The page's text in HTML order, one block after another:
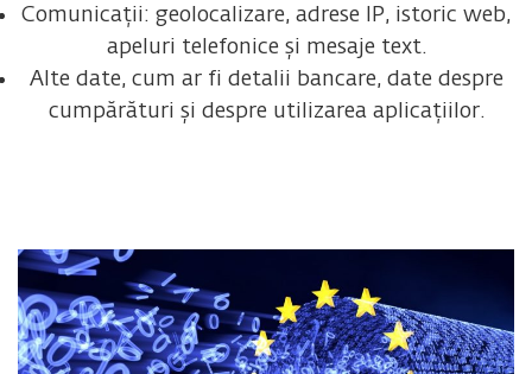
Comunicații: geolocalizare, adrese IP, istoric web,
apeluri telefonice și mesaje text.
Alte date, cum ar fi detalii bancare, date despre
cumpărături și despre utilizarea aplicațiilor.